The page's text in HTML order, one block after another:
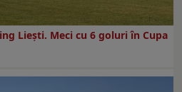
Liești. Meci cu 6 goluri în Cupa